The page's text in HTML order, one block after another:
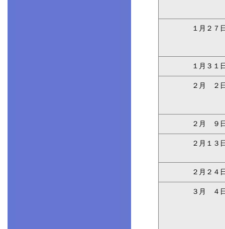
１月２７
１月３１
２月 ２
２月 ９
２月１３
２月２４
３月 ４